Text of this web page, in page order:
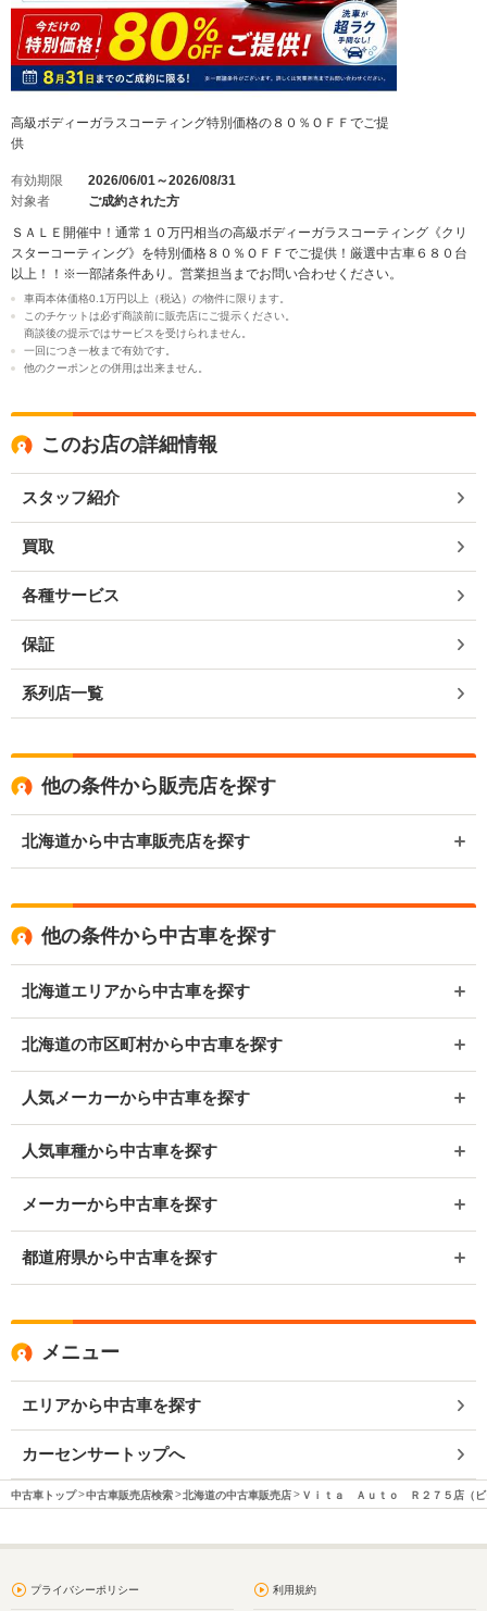
高級ボディーガラスコーティング特別価格の８０％ＯＦＦでご提
供
有効期限
2026/06/01～2026/08/31
対象者
ご成約された方
ＳＡＬＥ開催中！通常１０万円相当の高級ボディーガラスコーティング《クリ
スターコーティング》を特別価格８０％ＯＦＦでご提供！厳選中古車６８０台
以上！！※一部諸条件あり。営業担当までお問い合わせください。
車両本体価格0.1万円以上（税込）の物件に限ります。
このチケットは必ず商談前に販売店にご提示ください。
商談後の提示ではサービスを受けられません。
一回につき一枚まで有効です。
他のクーポンとの併用は出来ません。
このお店の詳細情報
スタッフ紹介
買取
各種サービス
保証
系列店一覧
他の条件から販売店を探す
北海道から中古車販売店を探す
他の条件から中古車を探す
北海道エリアから中古車を探す
北海道の市区町村から中古車を探す
人気メーカーから中古車を探す
人気車種から中古車を探す
メーカーから中古車を探す
都道府県から中古車を探す
メニュー
エリアから中古車を探す
カーセンサートップへ
中古車トップ 中古車販売店検索 北海道の中古車販売店 Ｖｉｔａ Ａｕｔｏ Ｒ２７５店（ビ
プライバシーポリシー 利用規約